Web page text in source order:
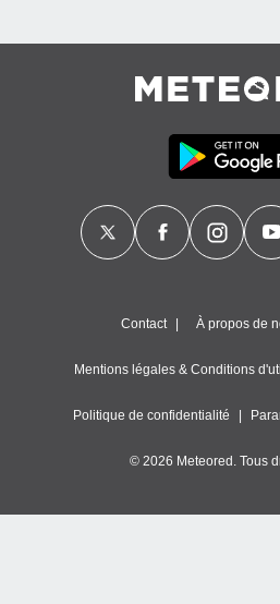
Contact À propos de
Mentions légales & Conditions
Politique de confidentialité
© 2026 Meteored. Tous